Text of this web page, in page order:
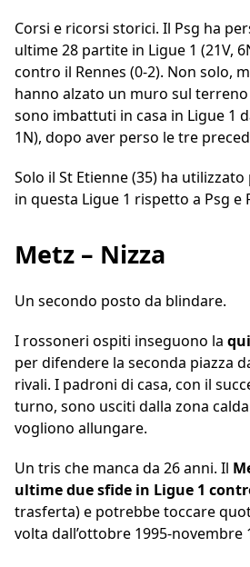
Corsi e ricorsi storici. Il Psg ha
ultime 28 partite in Ligue 1 (21V,
contro il Rennes (0-2). Non solo,
hanno alzato un muro sul
sono imbattuti in casa in Ligue 1
1N), dopo aver perso le tre
Solo il St Etienne (35) ha
in questa Ligue 1 rispetto a Psg e
Metz – Nizza
Un secondo posto da blindare.
I rossoneri ospiti inseguono la
per difendere la seconda piazza
rivali. I padroni di casa, con il
turno, sono usciti dalla zona
vogliono allungare.
Un tris che manca da 26 anni. Il
ultime due sfide in Ligue 1
trasferta) e potrebbe toccare
volta dall’ottobre 1995-novembre